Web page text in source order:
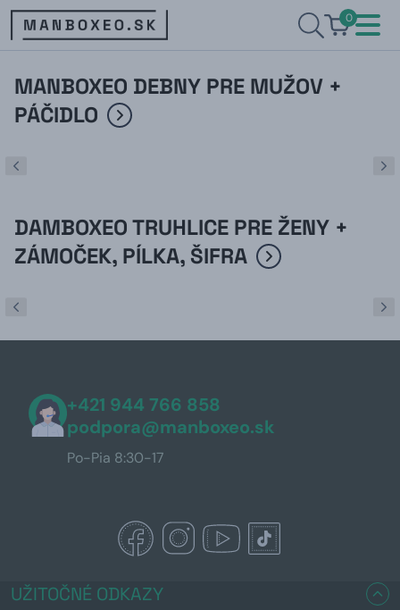
0
MANBOXEO DEBNY PRE MUŽOV +
PÁČIDLO
DAMBOXEO TRUHLICE PRE ŽENY +
ZÁMOČEK, PÍLKA, ŠIFRA
+421 944 766 858
podpora@manboxeo.sk
Po-Pia 8:30-17
UŽITOČNÉ ODKAZY